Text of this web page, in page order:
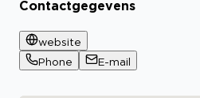
Contactgegevens
website
Phone
E-mail